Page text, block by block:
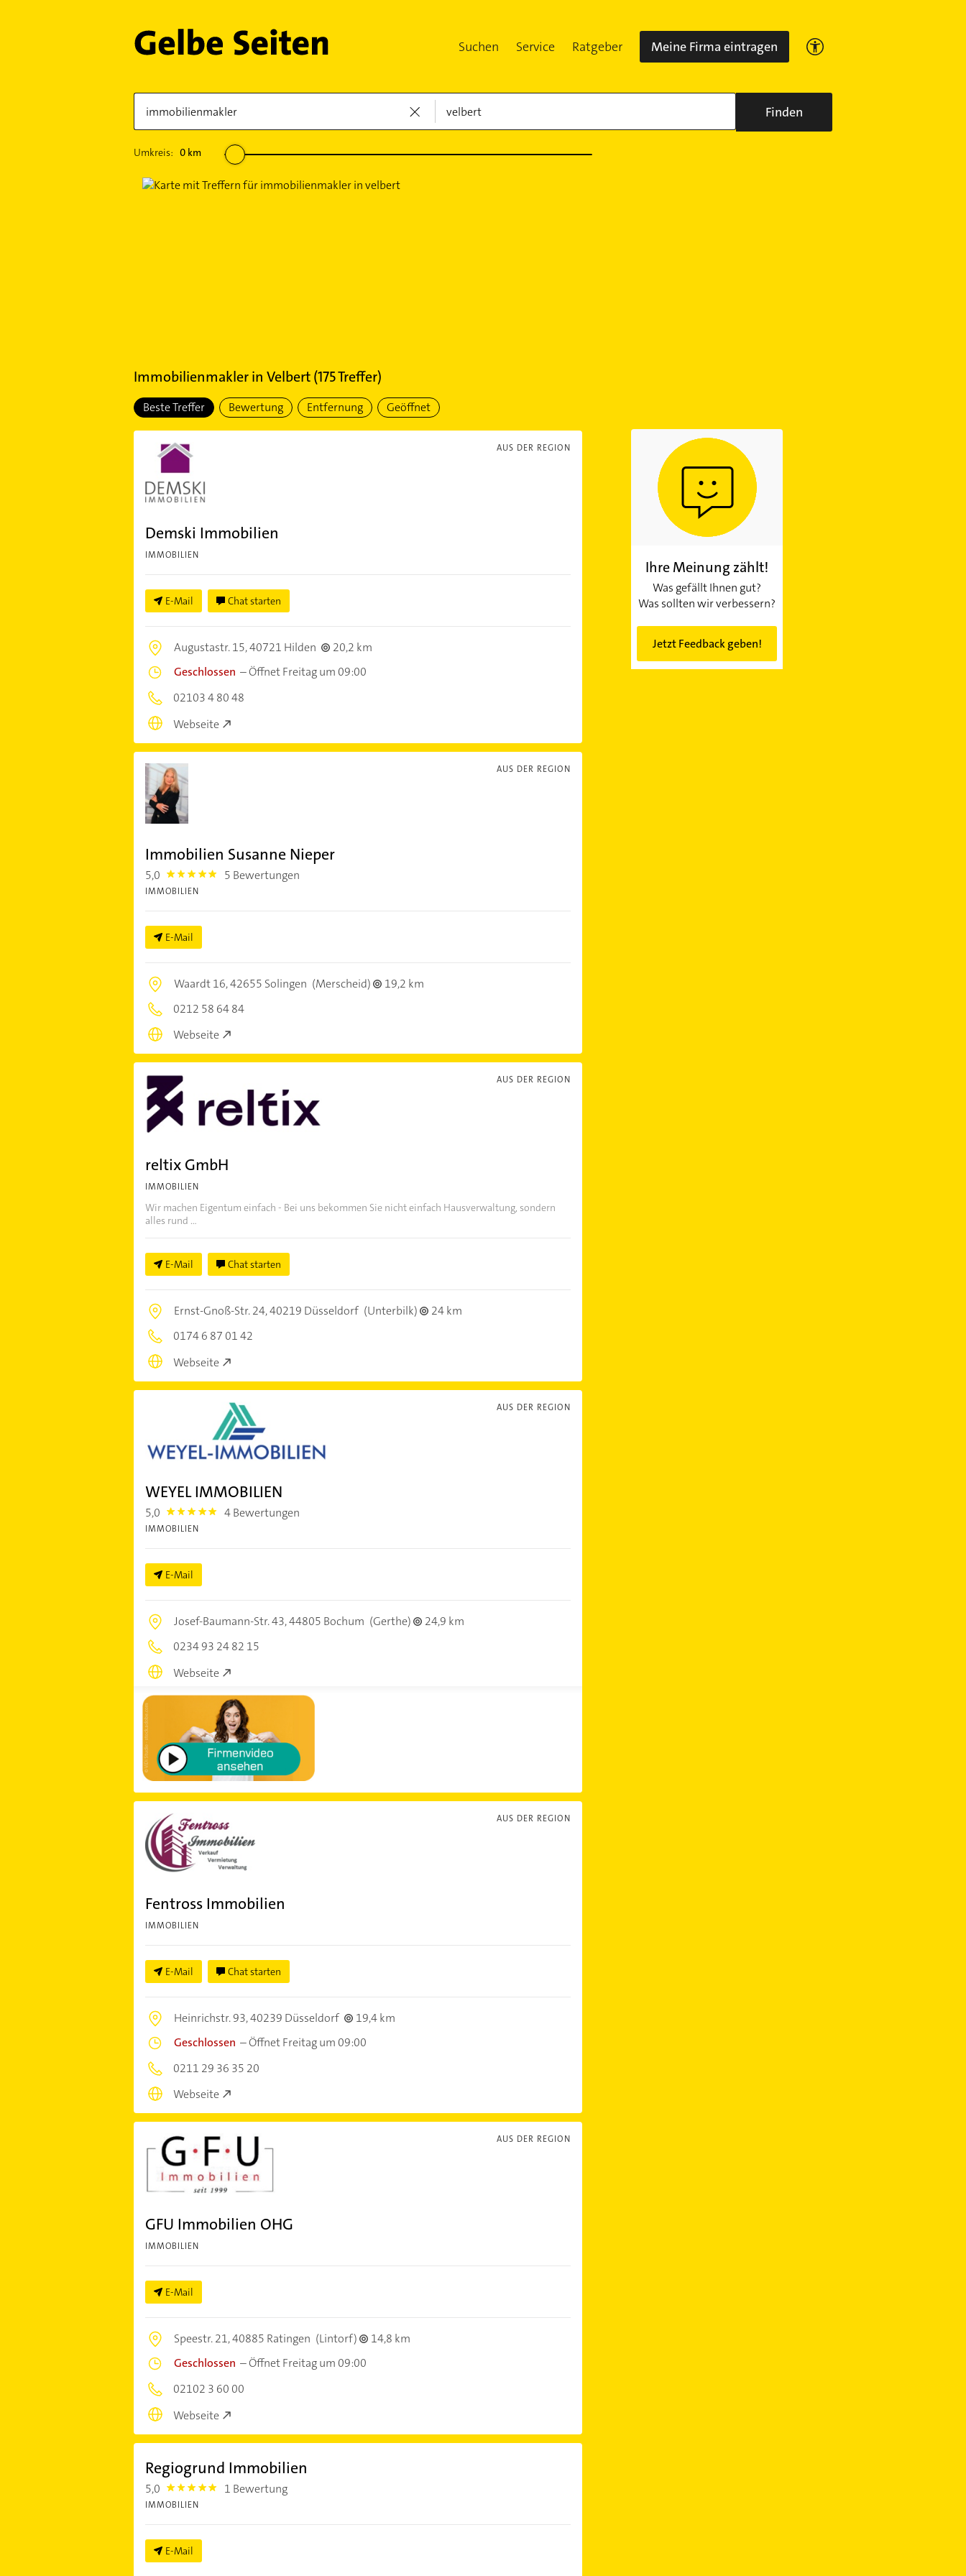
Suchen Service Ratgeber Meine Firma eintragen
Finden
Umkreis: 0km
Immobilienmaklerin Velbert(175Treffer)
Beste Treffer Bewertung Entfernung Geöffnet
AUS DER REGION
Demski Immobilien
IMMOBILIEN
E-Mail Chat starten
Augustastr. 15,40721 Hilden
20,2 km
Geschlossen –Öffnet Freitag um 09:00
02103 4 80 48
Webseite
AUS DER REGION
Immobilien Susanne Nieper
5,0 5.0 5 Bewertungen
IMMOBILIEN
E-Mail
Waardt 16,42655 Solingen (Merscheid)
19,2 km
0212 58 64 84
Webseite
AUS DER REGION
reltix GmbH
IMMOBILIEN
Wir machen Eigentum einfach - Bei uns bekommen Sie nicht einfach Hausverwaltung, sondern
alles rund ...
E-Mail Chat starten
Ernst-Gnoß-Str. 24,40219 Düsseldorf (Unterbilk)
24 km
0174 6 87 01 42
Webseite
AUS DER REGION
WEYEL IMMOBILIEN
5,0 5.0 4 Bewertungen
IMMOBILIEN
E-Mail
Josef-Baumann-Str. 43,44805 Bochum (Gerthe)
24,9 km
0234 93 24 82 15
Webseite
AUS DER REGION
Fentross Immobilien
IMMOBILIEN
E-Mail Chat starten
Heinrichstr. 93,40239 Düsseldorf
19,4 km
Geschlossen –Öffnet Freitag um 09:00
0211 29 36 35 20
Webseite
AUS DER REGION
GFU Immobilien OHG
IMMOBILIEN
E-Mail
Speestr. 21,40885 Ratingen (Lintorf)
14,8 km
Geschlossen –Öffnet Freitag um 09:00
02102 3 60 00
Webseite
Regiogrund Immobilien
5,0 5.0 1 Bewertung
IMMOBILIEN
E-Mail
Ihre Meinung zählt!
Was gefällt Ihnen gut?
Was sollten wir verbessern?
Jetzt Feedback geben!